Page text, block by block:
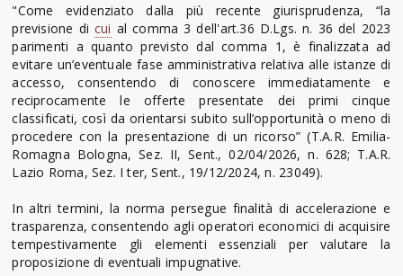
"Come evidenziato dalla più recente giurisprudenza, “la
previsione dicui al comma 3 dell'art.36 D.Lgs. n. 36 del 2023
parimenti a quanto previsto dal comma 1, è finalizzata ad
evitare un’eventuale fase amministrativa relativa alle istanze di
accesso, consentendo di conoscere immediatamente e
reciprocamente le offerte presentate dei primi cinque
classificati, così da orientarsi subito sull’opportunità o meno di
procedere con la presentazione di un ricorso” (T.A.R. Emilia-
Romagna Bologna, Sez. II, Sent., 02/04/2026, n. 628; T.A.R.
Lazio Roma, Sez. I ter, Sent., 19/12/2024, n. 23049).
In altri termini, la norma persegue finalità di accelerazione e
trasparenza, consentendo agli operatori economici di acquisire
tempestivamente gli elementi essenziali per valutare la
proposizione di eventuali impugnative.